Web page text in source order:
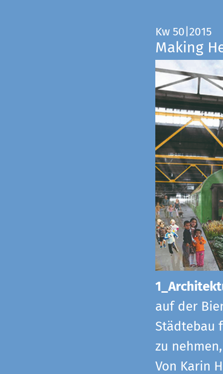
Kw 50|2015
Making
auf der
Städtebau
zu
Von Karin